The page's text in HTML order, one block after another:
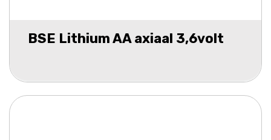
BSE Lithium AA axiaal 3,6volt